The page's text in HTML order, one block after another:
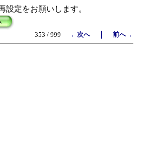
定をお願いします。
353 / 999
←次へ｜ 前へ→